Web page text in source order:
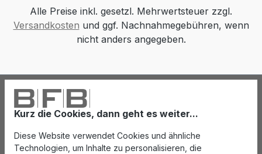
Kurz die Cookies, dann geht es weiter...
Diese Website verwendet Cookies und ähnliche
Technologien, um Inhalte zu personalisieren, die
Alle Preise inkl. gesetzl. Mehrwertsteuer zzgl.
Versandkosten und ggf. Nachnahmegebühren, wenn
nicht anders angegeben.